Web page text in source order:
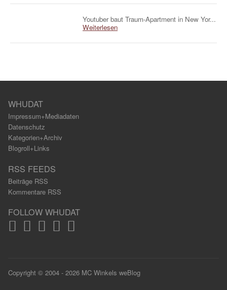
Youtuber baut Traum-Apartment in New Yor...
Weiterlesen
WHUDAT
Impressum+Mediadaten
Datenschutz
Kategorien+Archiv
Blogroll+Links
RSS FEEDS
Beiträge RSS
Kommentare RSS
FOLLOW WHUDAT
Copyright © 2004 - 2026 MC Winkels weBlog